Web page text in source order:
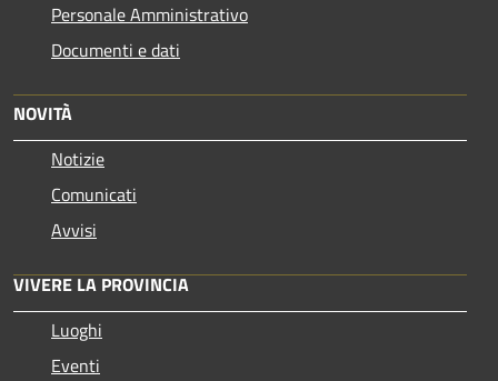
Personale Amministrativo
Documenti e dati
NOVITÀ
Notizie
Comunicati
Avvisi
VIVERE LA PROVINCIA
Luoghi
Eventi